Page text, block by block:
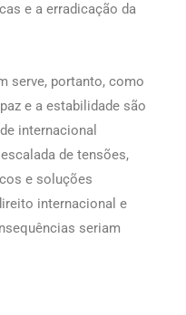
e a erradicação da
serve, portanto, como
e a estabilidade são
internacional
de tensões,
e soluções
internacional e
seriam